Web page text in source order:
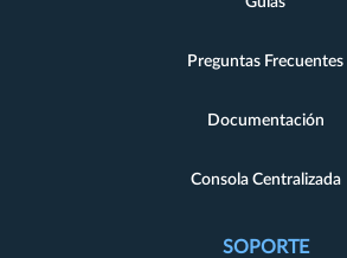
Preguntas Frecuentes
Documentación
Consola Centralizada
SOPORTE